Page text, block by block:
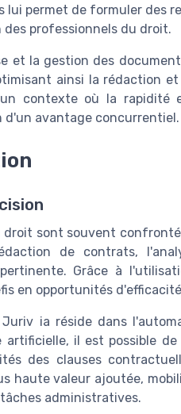
lui permet de formuler des
professionnels du droit.
et la gestion des
ainsi la rédaction
contexte où la rapidité
d'un avantage concurrentiel.
droit sont souvent
de contrats,
Grâce à
en opportunités
ia réside dans
il est possible
des clauses
haute valeur ajoutée,
administratives.